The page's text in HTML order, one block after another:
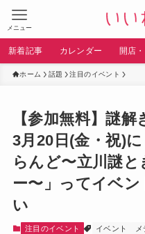
メニュー
新着記事 カレンダー 開店
ホーム 話題 注目のイベント
【参加無料】謎
3月20日(金・祝)
らんど〜立川謎
ー〜」ってイベ
い
注目のイベント イベント